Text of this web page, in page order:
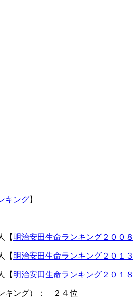
キング】
【 明治安田生命ランキング２００８
【 明治安田生命ランキング２０１３
【 明治安田生命ランキング２０１８
キング）： ２４位